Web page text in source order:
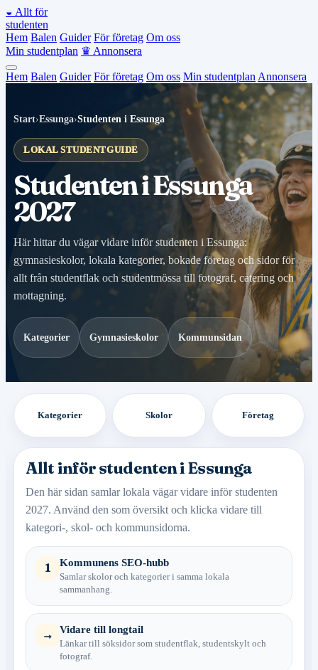
◒ Allt för
studenten
Hem Balen Guider För företag Om oss
Min studentplan ♛ Annonsera
Hem Balen Guider För företag Om oss Min studentplan Annonsera
Start›Essunga›Studenten i Essunga
LOKAL STUDENTGUIDE
Studenten i Essunga
2027
Här hittar du vägar vidare inför studenten i Essunga:
gymnasieskolor, lokala kategorier, bokade företag och sidor för
allt från studentflak och studentmössa till fotograf, catering och
mottagning.
Kategorier Gymnasieskolor Kommunsidan
Kategorier Skolor Företag
Allt inför studenten i Essunga
Den här sidan samlar lokala vägar vidare inför studenten
2027. Använd den som översikt och klicka vidare till
kategori-, skol- och kommunsidorna.
1 Kommunens SEO-hubb
Samlar skolor och kategorier i samma lokala
sammanhang.
→ Vidare till longtail
Länkar till söksidor som studentflak, studentskylt och
fotograf.